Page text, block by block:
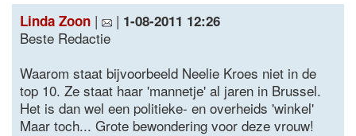
Linda Zoon | | 1-08-2011 12:26
Beste Redactie
Waarom staat bijvoorbeeld Neelie Kroes niet in de
top 10. Ze staat haar 'mannetje' al jaren in Brussel.
Het is dan wel een politieke- en overheids 'winkel'
Maar toch... Grote bewondering voor deze vrouw!